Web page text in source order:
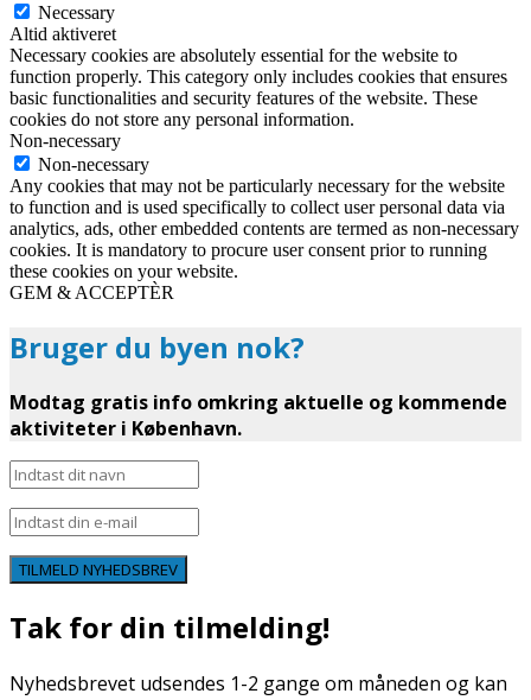
Necessary
Altid aktiveret
Necessary cookies are absolutely essential for the website to
function properly. This category only includes cookies that ensures
basic functionalities and security features of the website. These
cookies do not store any personal information.
Non-necessary
Non-necessary
Any cookies that may not be particularly necessary for the website
to function and is used specifically to collect user personal data via
analytics, ads, other embedded contents are termed as non-necessary
cookies. It is mandatory to procure user consent prior to running
these cookies on your website.
GEM & ACCEPTÈR
Bruger du byen nok?
Modtag gratis info omkring aktuelle og kommende
aktiviteter i København.
TILMELD NYHEDSBREV
Tak for din tilmelding!
Nyhedsbrevet udsendes 1-2 gange om måneden og kan